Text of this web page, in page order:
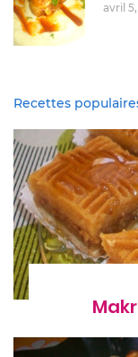
avril
Recettes